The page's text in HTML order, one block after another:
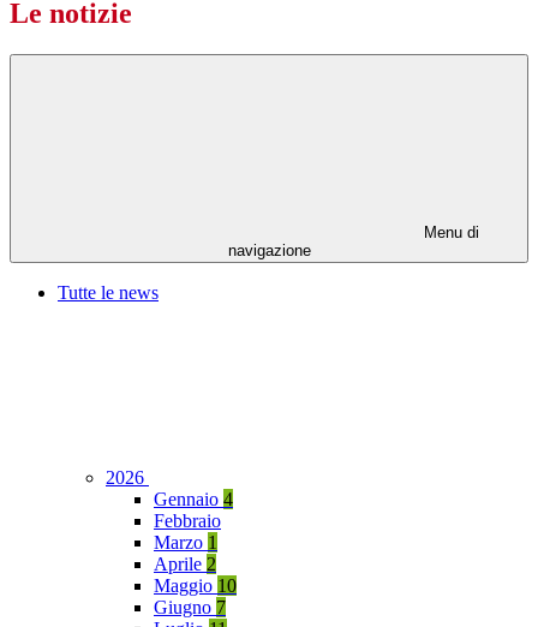
Le notizie
Menu di
navigazione
Tutte le news
2026
Gennaio 4
Febbraio
Marzo 1
Aprile 2
Maggio 10
Giugno 7